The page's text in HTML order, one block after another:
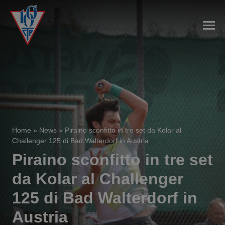
Home » News » Piraino sconfitto in tre set da Kolar al
Challenger 125 di Bad Walterdorf in Austria
Piraino sconfitto in tre set
da Kolar al Challenger
125 di Bad Walterdorf in
Austria